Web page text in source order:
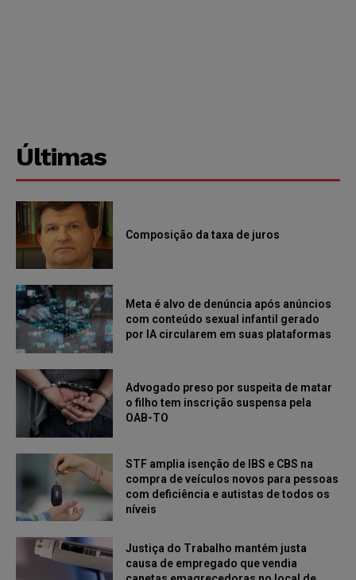
Últimas
Composição da taxa de juros
Meta é alvo de denúncia após anúncios
com conteúdo sexual infantil gerado
por IA circularem em suas plataformas
Advogado preso por suspeita de matar
o filho tem inscrição suspensa pela
OAB-TO
STF amplia isenção de IBS e CBS na
compra de veículos novos para pessoas
com deficiência e autistas de todos os
níveis
Justiça do Trabalho mantém justa
causa de empregado que vendia